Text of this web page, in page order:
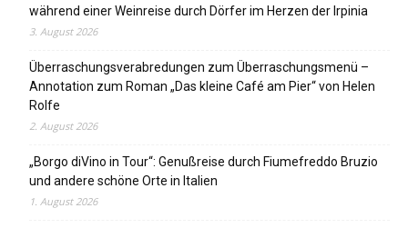
während einer Weinreise durch Dörfer im Herzen der Irpinia
3. August 2026
Überraschungsverabredungen zum Überraschungsmenü –
Annotation zum Roman „Das kleine Café am Pier“ von Helen
Rolfe
2. August 2026
„Borgo diVino in Tour“: Genußreise durch Fiumefreddo Bruzio
und andere schöne Orte in Italien
1. August 2026